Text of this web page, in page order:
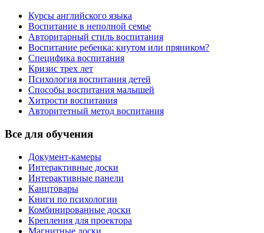
Курсы английского языка
Воспитание в неполной семье
Авторитарный стиль воспитания
Воспитание ребенка: кнутом или пряником?
Специфика воспитания
Кризис трех лет
Психология воспитания детей
Способы воспитания малышей
Хитрости воспитания
Авторитетный метод воспитания
Все для обучения
Документ-камеры
Интерактивные доски
Интерактивные панели
Канцтовары
Книги по психологии
Комбинированные доски
Крепления для проектора
Магнитные доски